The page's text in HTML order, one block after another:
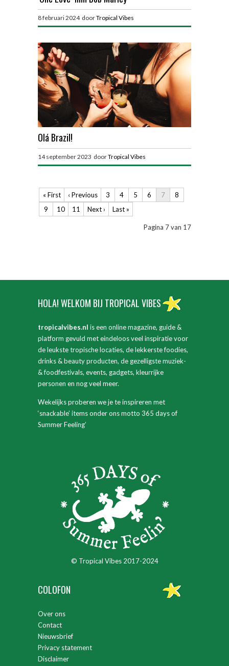
8 februari 2024 doorTropical Vibes
Olá Brazil!
14 september 2023 doorTropical Vibes
« First ‹ Previous 3 4 5 6 7
8
9
10 11 Next › Last »
Pagina 7 van 17
HOLA! WELKOM BIJ TROPICAL VIBES
tropicalvibes.nl is een online magazine, guide &
platform gevuld met eindeloos veel inspiratie voor
de leukste tropische locaties, de lekkerste foodies,
drinks & beauty producten, de gezelligste muziek-
& foodfestivals, events, gadgets, kleurrijke
personen en nog veel meer.
Wekelijks proberen we je te inspireren met
‘snackable’ items onder ons motto 365 days of
Summer Feeling’
© Tropical Vibes 2017-2024
COLOFON
Over ons
Contact
Nieuwsbrief
Privacy statement
Disclaimer